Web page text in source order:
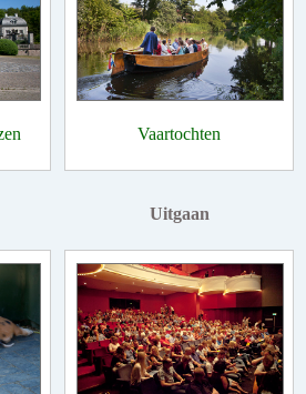
Vaartochten
Uitgaan